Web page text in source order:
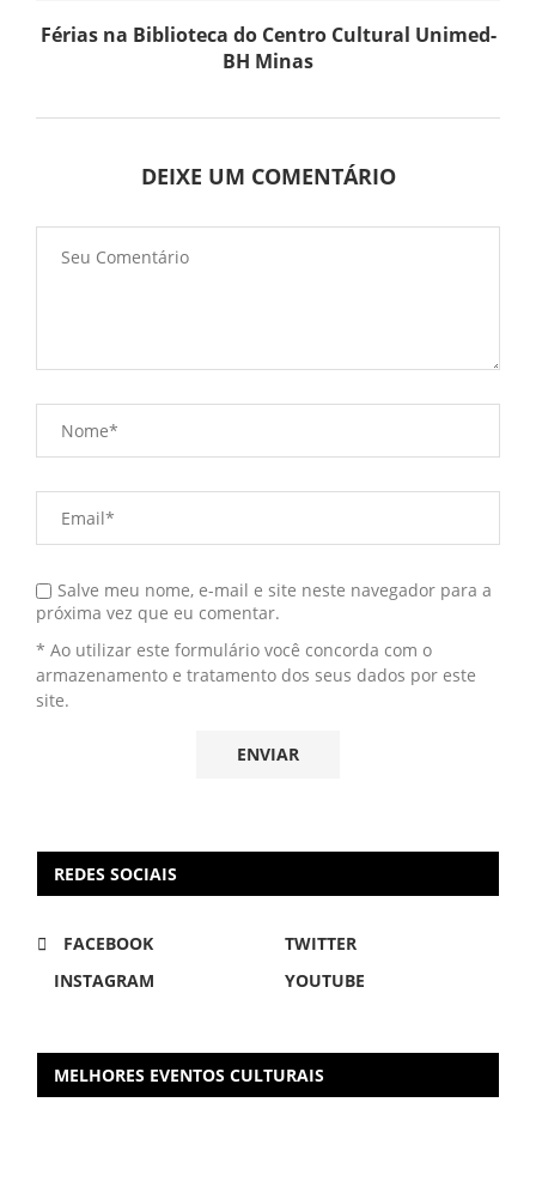
Férias na Biblioteca do Centro Cultural Unimed-
BH Minas
DEIXE UM COMENTÁRIO
Salve meu nome, e-mail e site neste navegador para a
próxima vez que eu comentar.
* Ao utilizar este formulário você concorda com o
armazenamento e tratamento dos seus dados por este
site.
REDES SOCIAIS
FACEBOOK
TWITTER
INSTAGRAM
YOUTUBE
MELHORES EVENTOS CULTURAIS